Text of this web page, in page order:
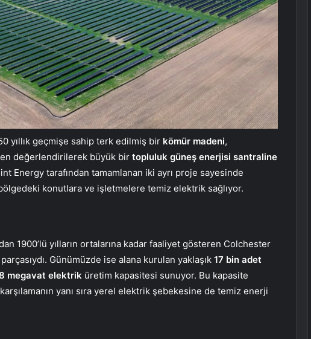
yıllık geçmişe sahip terk edilmiş bir kömür madeni,
değerlendirilerek büyük bir topluluk güneş enerjisi santraline
Energy tarafından tamamlanan iki ayrı proje sayesinde
konutlara ve işletmelere temiz elektrik sağlıyor.
1900’lü yılların ortalarına kadar faaliyet gösteren Colchester
Günümüzde ise alana kurulan yaklaşık 17 bin adet
megavat elektrik üretim kapasitesi sunuyor. Bu kapasite
yanı sıra yerel elektrik şebekesine de temiz enerji